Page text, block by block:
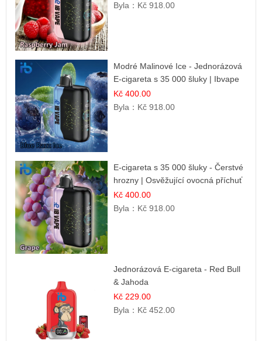
Byla： Kč 918.00
Modré Malinové Ice - Jednorázová
E-cigareta s 35 000 šluky | Ibvape
Kč 400.00
Byla： Kč 918.00
E-cigareta s 35 000 šluky - Čerstvé
hrozny | Osvěžující ovocná příchuť
Kč 400.00
Byla： Kč 918.00
Jednorázová E-cigareta - Red Bull
& Jahoda
Kč 229.00
Byla： Kč 452.00